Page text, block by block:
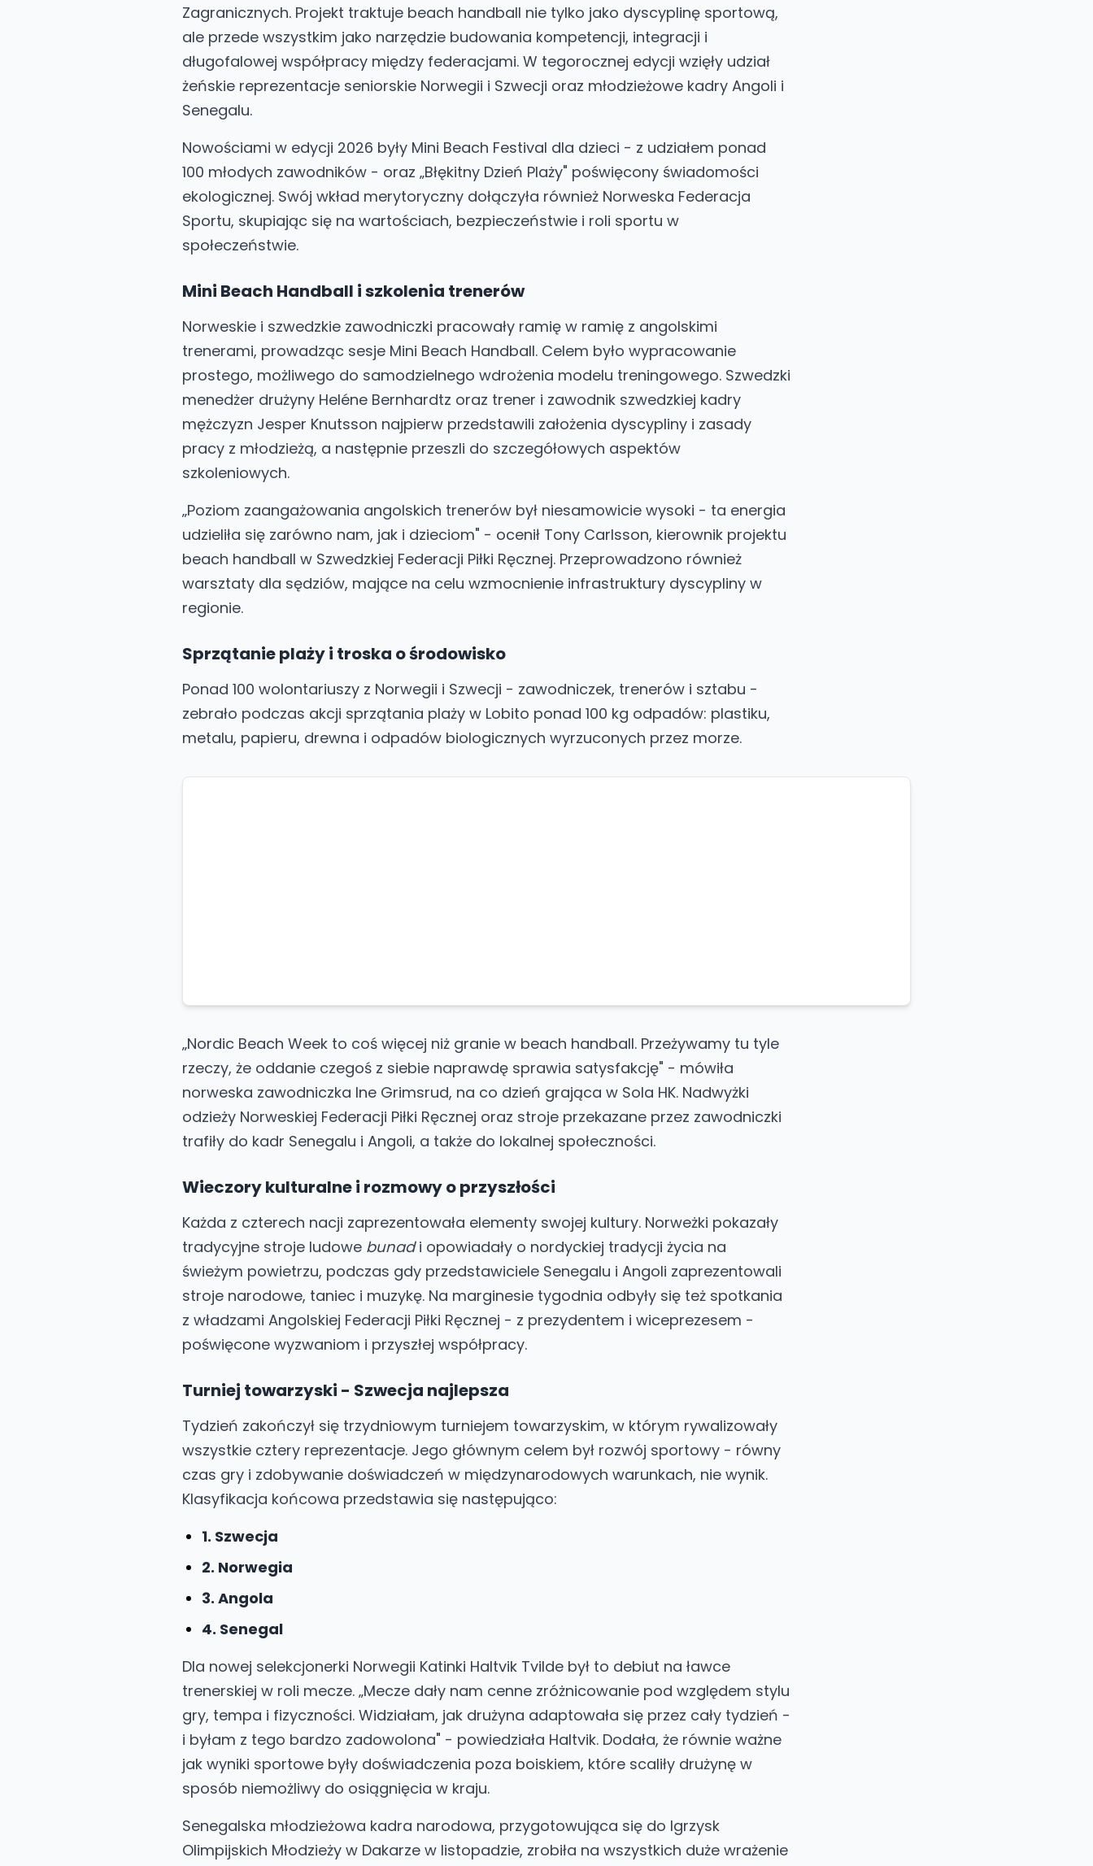
Zagranicznych. Projekt traktuje beach handball nie tylko jako dyscyplinę sportową,
ale przede wszystkim jako narzędzie budowania kompetencji, integracji i
długofalowej współpracy między federacjami. W tegorocznej edycji wzięły udział
żeńskie reprezentacje seniorskie Norwegii i Szwecji oraz młodzieżowe kadry Angoli i
Senegalu.
Nowościami w edycji 2026 były Mini Beach Festival dla dzieci - z udziałem ponad
100 młodych zawodników - oraz „Błękitny Dzień Plaży" poświęcony świadomości
ekologicznej. Swój wkład merytoryczny dołączyła również Norweska Federacja
Sportu, skupiając się na wartościach, bezpieczeństwie i roli sportu w
społeczeństwie.
Mini Beach Handball i szkolenia trenerów
Norweskie i szwedzkie zawodniczki pracowały ramię w ramię z angolskimi
trenerami, prowadząc sesje Mini Beach Handball. Celem było wypracowanie
prostego, możliwego do samodzielnego wdrożenia modelu treningowego. Szwedzki
menedżer drużyny Heléne Bernhardtz oraz trener i zawodnik szwedzkiej kadry
mężczyzn Jesper Knutsson najpierw przedstawili założenia dyscypliny i zasady
pracy z młodzieżą, a następnie przeszli do szczegółowych aspektów
szkoleniowych.
„Poziom zaangażowania angolskich trenerów był niesamowicie wysoki - ta energia
udzieliła się zarówno nam, jak i dzieciom" - ocenił Tony Carlsson, kierownik projektu
beach handball w Szwedzkiej Federacji Piłki Ręcznej. Przeprowadzono również
warsztaty dla sędziów, mające na celu wzmocnienie infrastruktury dyscypliny w
regionie.
Sprzątanie plaży i troska o środowisko
Ponad 100 wolontariuszy z Norwegii i Szwecji - zawodniczek, trenerów i sztabu -
zebrało podczas akcji sprzątania plaży w Lobito ponad 100 kg odpadów: plastiku,
metalu, papieru, drewna i odpadów biologicznych wyrzuconych przez morze.
„Nordic Beach Week to coś więcej niż granie w beach handball. Przeżywamy tu tyle
rzeczy, że oddanie czegoś z siebie naprawdę sprawia satysfakcję" - mówiła
norweska zawodniczka Ine Grimsrud, na co dzień grająca w Sola HK. Nadwyżki
odzieży Norweskiej Federacji Piłki Ręcznej oraz stroje przekazane przez zawodniczki
trafiły do kadr Senegalu i Angoli, a także do lokalnej społeczności.
Wieczory kulturalne i rozmowy o przyszłości
Każda z czterech nacji zaprezentowała elementy swojej kultury. Norweżki pokazały
tradycyjne stroje ludowe bunadi opowiadały o nordyckiej tradycji życia na
świeżym powietrzu, podczas gdy przedstawiciele Senegalu i Angoli zaprezentowali
stroje narodowe, taniec i muzykę. Na marginesie tygodnia odbyły się też spotkania
z władzami Angolskiej Federacji Piłki Ręcznej - z prezydentem i wiceprezesem -
poświęcone wyzwaniom i przyszłej współpracy.
Turniej towarzyski - Szwecja najlepsza
Tydzień zakończył się trzydniowym turniejem towarzyskim, w którym rywalizowały
wszystkie cztery reprezentacje. Jego głównym celem był rozwój sportowy - równy
czas gry i zdobywanie doświadczeń w międzynarodowych warunkach, nie wynik.
Klasyfikacja końcowa przedstawia się następująco:
1. Szwecja
2. Norwegia
3. Angola
4. Senegal
Dla nowej selekcjonerki Norwegii Katinki Haltvik Tvilde był to debiut na ławce
trenerskiej w roli mecze. „Mecze dały nam cenne zróżnicowanie pod względem stylu
gry, tempa i fizyczności. Widziałam, jak drużyna adaptowała się przez cały tydzień -
i byłam z tego bardzo zadowolona" - powiedziała Haltvik. Dodała, że równie ważne
jak wyniki sportowe były doświadczenia poza boiskiem, które scaliły drużynę w
sposób niemożliwy do osiągnięcia w kraju.
Senegalska młodzieżowa kadra narodowa, przygotowująca się do Igrzysk
Olimpijskich Młodzieży w Dakarze w listopadzie, zrobiła na wszystkich duże wrażenie